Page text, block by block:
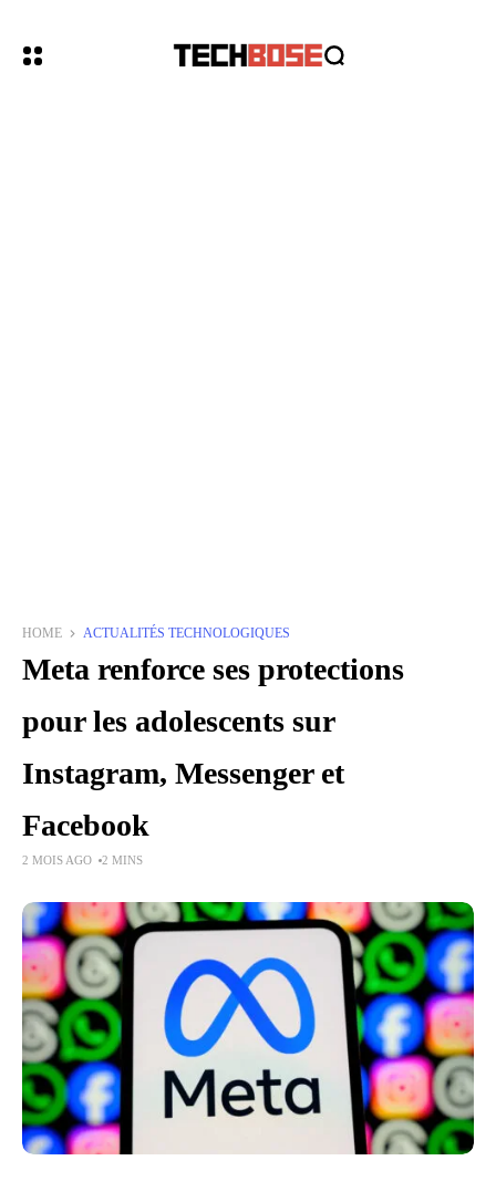
HOME ACTUALITÉS TECHNOLOGIQUES
Meta renforce ses protections
pour les adolescents sur
Instagram, Messenger et
Facebook
2 MOIS AGO 2 MINS